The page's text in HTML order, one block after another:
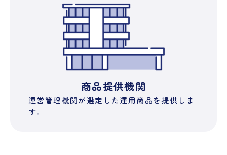
商品提供機関
運営管理機関が選定した運用商品を提供しま
す。